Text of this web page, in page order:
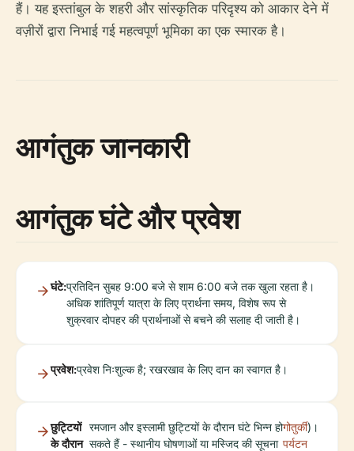
हैं। यह इस्तांबुल के शहरी और सांस्कृतिक परिदृश्य को आकार देने में
वज़ीरों द्वारा निभाई गई महत्वपूर्ण भूमिका का एक स्मारक है।
आगंतुक जानकारी
आगंतुक घंटे और प्रवेश
घंटे:प्रतिदिन सुबह 9:00 बजे से शाम 6:00 बजे तक खुला रहता है।
अधिक शांतिपूर्ण यात्रा के लिए प्रार्थना समय, विशेष रूप से
शुक्रवार दोपहर की प्रार्थनाओं से बचने की सलाह दी जाती है।
प्रवेश:प्रवेश निःशुल्क है; रखरखाव के लिए दान का स्वागत है।
छुट्टियों
के दौरान
रमजान और इस्लामी छुट्टियों के दौरान घंटे भिन्न हो
सकते हैं - स्थानीय घोषणाओं या मस्जिद की सूचना
गोतुर्की
पर्यटन
)।